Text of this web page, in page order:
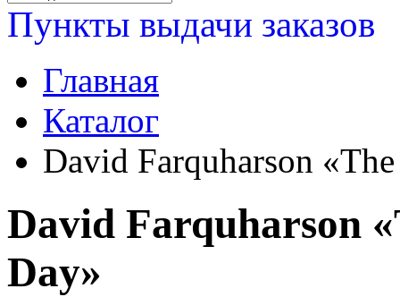
Пункты выдачи заказов
Главная
Каталог
David Farquharson
David Farquharson
Day»